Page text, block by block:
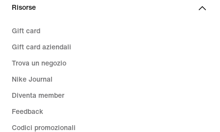
Risorse
Gift card
Gift card aziendali
Trova un negozio
Nike Journal
Diventa member
Feedback
Codici promozionali